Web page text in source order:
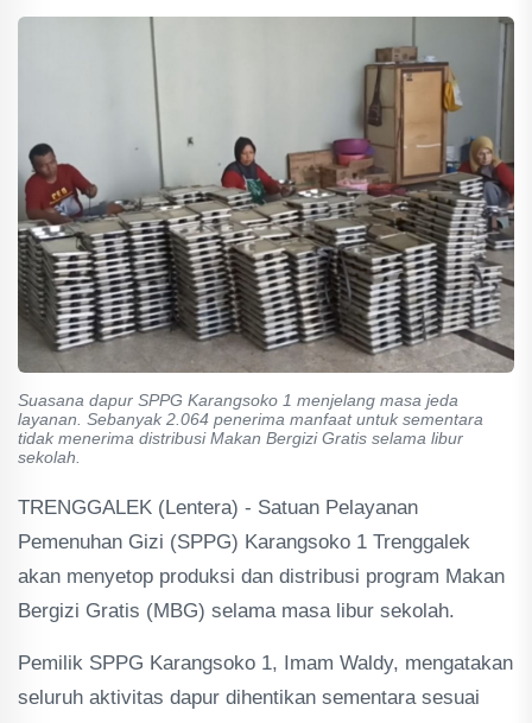
Suasana dapur SPPG Karangsoko 1 menjelang masa jeda
layanan. Sebanyak 2.064 penerima manfaat untuk sementara
tidak menerima distribusi Makan Bergizi Gratis selama libur
sekolah.
TRENGGALEK (Lentera) - Satuan Pelayanan
Pemenuhan Gizi (SPPG) Karangsoko 1 Trenggalek
akan menyetop produksi dan distribusi program Makan
Bergizi Gratis (MBG) selama masa libur sekolah.
Pemilik SPPG Karangsoko 1, Imam Waldy, mengatakan
seluruh aktivitas dapur dihentikan sementara sesuai